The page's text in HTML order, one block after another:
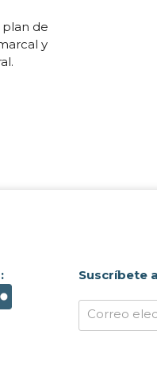
de
y
Suscríbete
Correo